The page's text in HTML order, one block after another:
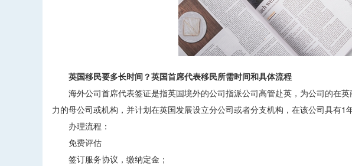
英国移民要多长时间？英国首席代表移民所需时间和具体流程
海外公司首席代表签证是指英国境外的公司指派公司高管赴英，为公司的在
力的母公司或机构，并计划在英国发展设立分公司或者分支机构，在该公司具有1
办理流程：
免费评估
签订服务协议，缴纳定金；